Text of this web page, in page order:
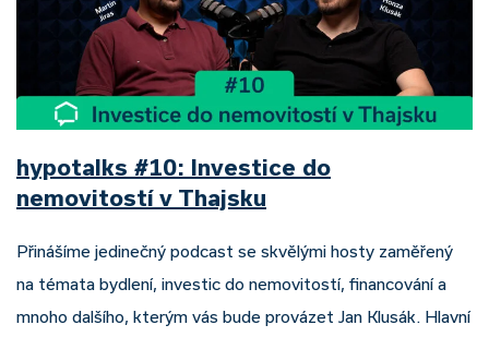
hypotalks #10: Investice do
nemovitostí v Thajsku
Přinášíme jedinečný podcast se skvělými hosty zaměřený
na témata bydlení, investic do nemovitostí, financování a
mnoho dalšího, kterým vás bude provázet Jan Klusák. Hlavní